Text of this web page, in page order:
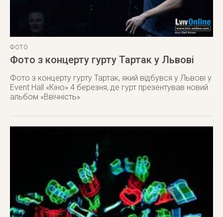
ФОТО
Фото з концерту гурту Тартак у Львові
Фото з концерту гурту Тартак, який відбувся у Львові у
Event Hall «Кіно» 4 березня, де гурт презентував новий
альбом «Ввічність»